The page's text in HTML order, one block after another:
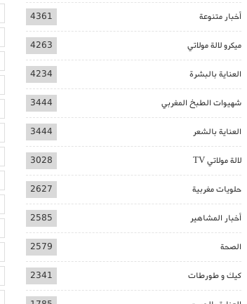
أخبار متنوعة 4361
ميكرو لالة مولاتي 4263
العناية بالبشرة 4234
شهيوات الطبخ المغربي 3444
العناية بالشعر 3444
لالة مولاتي TV 3028
حلويات مغربية 2627
أخبار المشاهير 2585
الصحة 2579
كيك و طورطات 2341